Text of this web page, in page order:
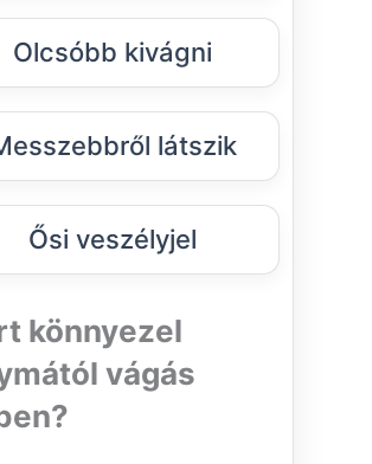
Olcsóbb kivágni
látszik
Ősi veszélyjel
könnyezel
vágás